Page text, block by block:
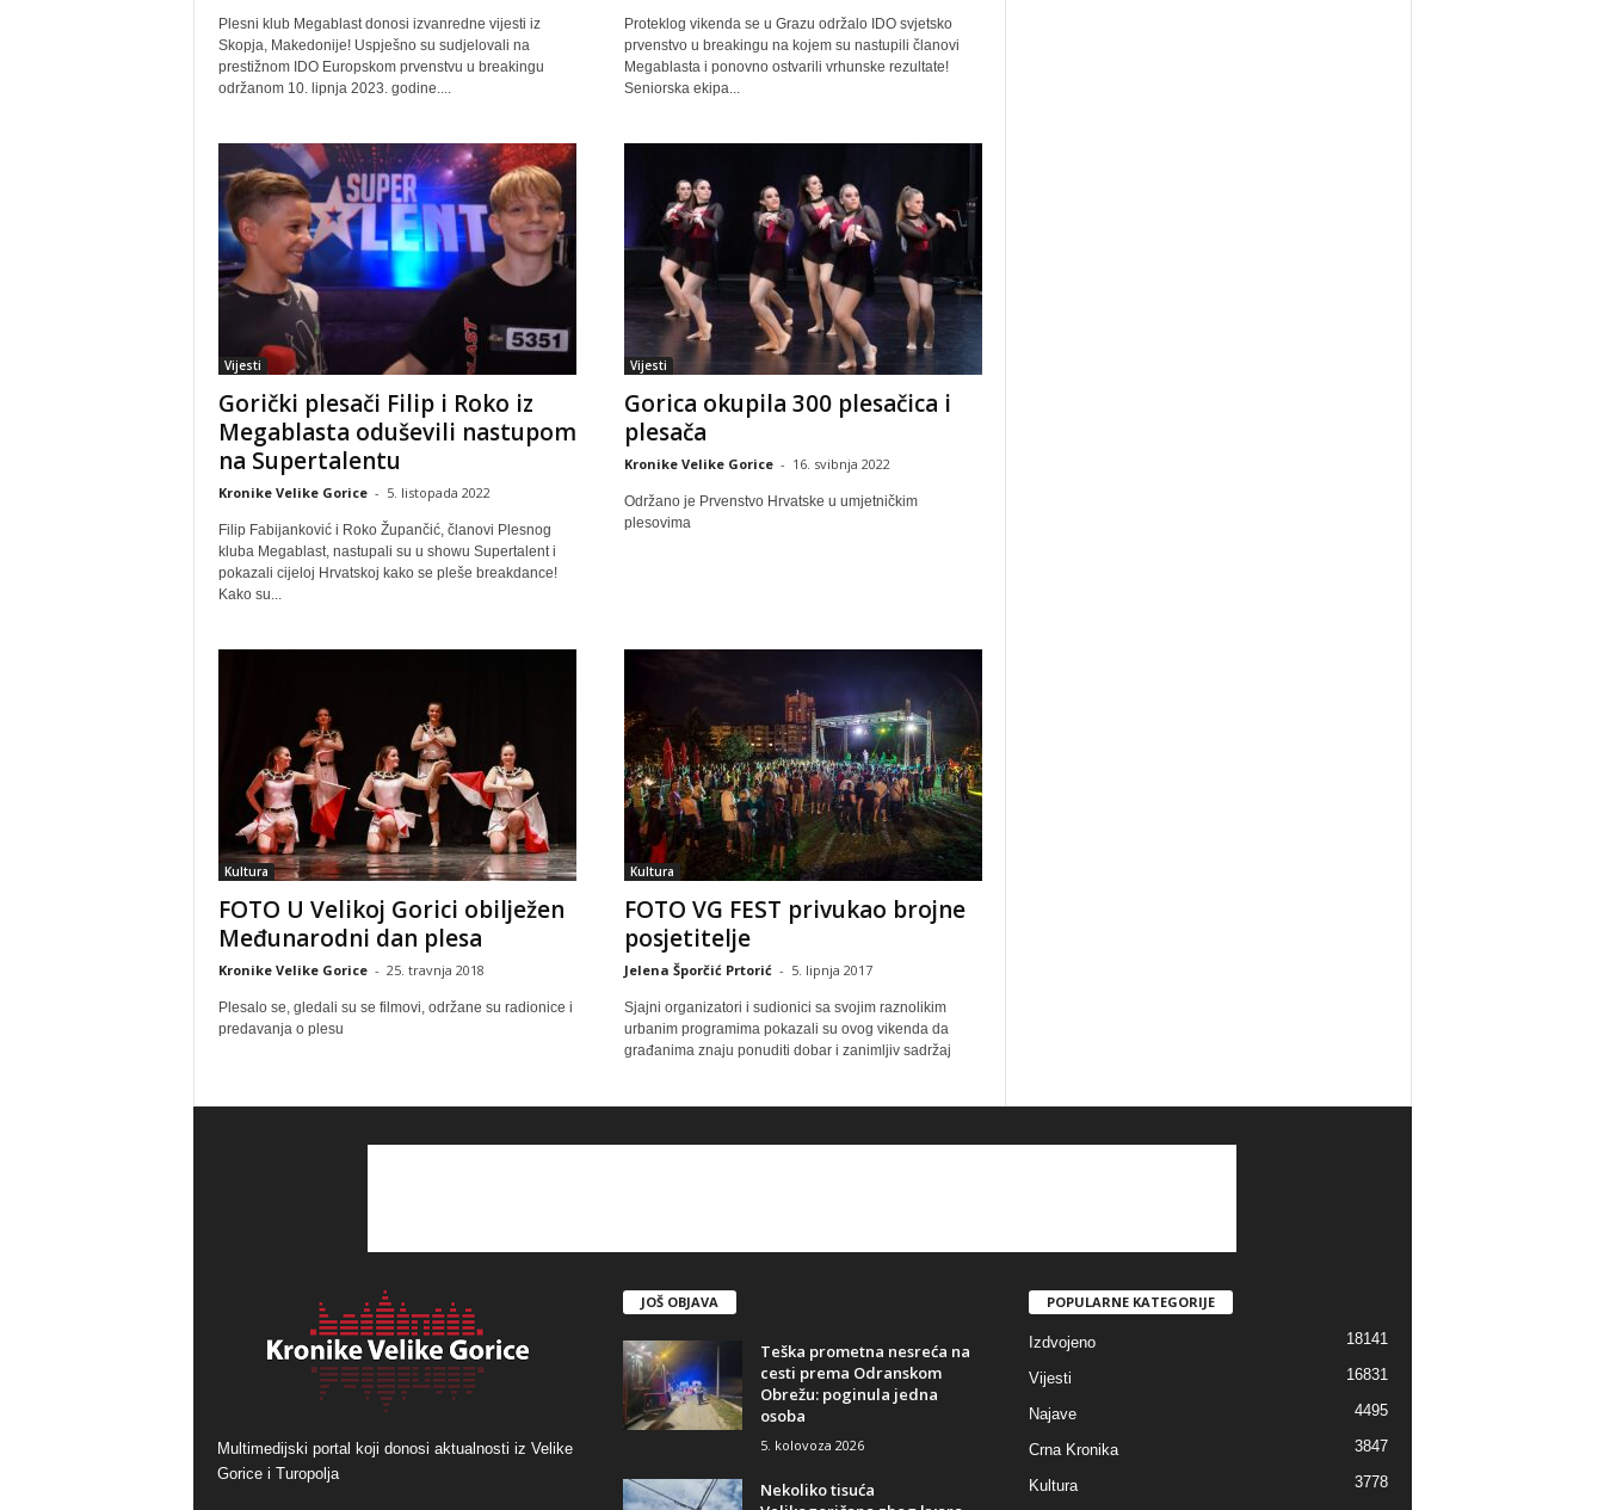
Plesni klub Megablast donosi izvanredne vijesti iz
Skopja, Makedonije! Uspješno su sudjelovali na
prestižnom IDO Europskom prvenstvu u breakingu
održanom 10. lipnja 2023. godine....
Proteklog vikenda se u Grazu održalo IDO svjetsko
prvenstvo u breakingu na kojem su nastupili članovi
Megablasta i ponovno ostvarili vrhunske rezultate!
Seniorska ekipa...
Vijesti
Gorički plesači Filip i Roko iz
Megablasta oduševili nastupom
na Supertalentu
Kronike Velike Gorice - 5. listopada 2022
Filip Fabijanković i Roko Župančić, članovi Plesnog
kluba Megablast, nastupali su u showu Supertalent i
pokazali cijeloj Hrvatskoj kako se pleše breakdance!
Kako su...
Vijesti
Gorica okupila 300 plesačica i
plesača
Kronike Velike Gorice - 16. svibnja 2022
Održano je Prvenstvo Hrvatske u umjetničkim
plesovima
Kultura
FOTO U Velikoj Gorici obilježen
Međunarodni dan plesa
Kronike Velike Gorice - 25. travnja 2018
Plesalo se, gledali su se filmovi, održane su radionice i
predavanja o plesu
Kultura
FOTO VG FEST privukao brojne
posjetitelje
Jelena Šporčić Prtorić - 5. lipnja 2017
Sjajni organizatori i sudionici sa svojim raznolikim
urbanim programima pokazali su ovog vikenda da
građanima znaju ponuditi dobar i zanimljiv sadržaj
Multimedijski portal koji donosi aktualnosti iz Velike
Gorice i Turopolja
JOŠ OBJAVA
Teška prometna nesreća na
cesti prema Odranskom
Obrežu: poginula jedna
osoba
5. kolovoza 2026
Nekoliko tisuća
POPULARNE KATEGORIJE
Izdvojeno 18141
Vijesti 16831
Najave 4495
Crna Kronika 3847
Kultura
3778